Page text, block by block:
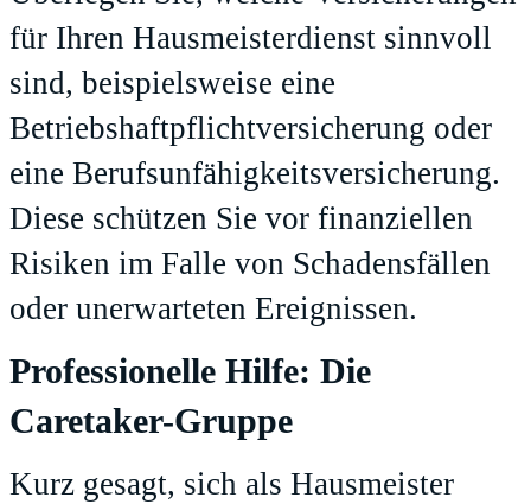
für Ihren Hausmeisterdienst sinnvoll
sind, beispielsweise eine
Betriebshaftpflichtversicherung oder
eine Berufsunfähigkeitsversicherung.
Diese schützen Sie vor finanziellen
Risiken im Falle von Schadensfällen
oder unerwarteten Ereignissen.
Professionelle Hilfe: Die
Caretaker-Gruppe
Kurz gesagt, sich als Hausmeister